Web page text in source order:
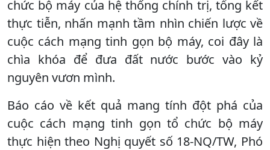
chức bộ máy của hệ thống chính trị, tổng kết
thực tiễn, nhấn mạnh tầm nhìn chiến lược về
cuộc cách mạng tinh gọn bộ máy, coi đây là
chìa khóa để đưa đất nước bước vào kỷ
nguyên vươn mình.
Báo cáo về kết quả mang tính đột phá của
cuộc cách mạng tinh gọn tổ chức bộ máy
thực hiện theo Nghị quyết số 18-NQ/TW, Phó